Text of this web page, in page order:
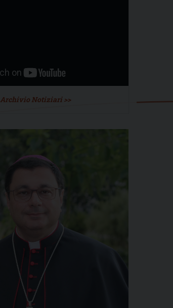
Archivio Notiziari >>